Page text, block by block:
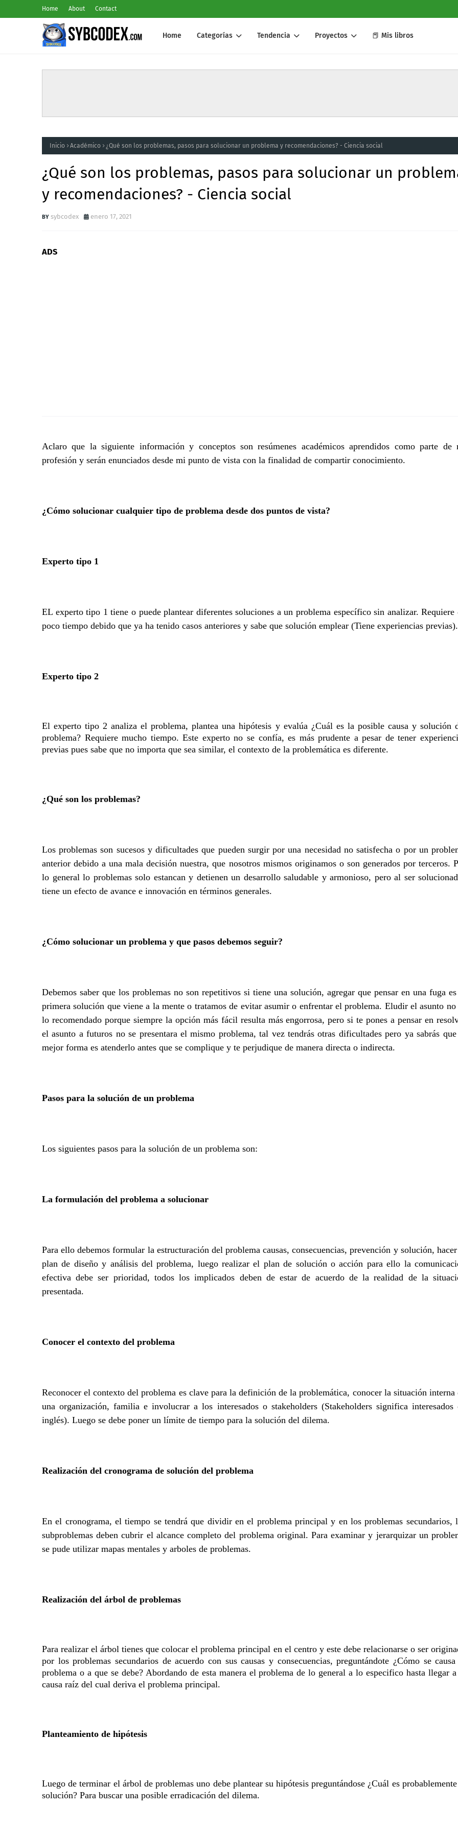
Home About Contact
Home Categorías Tendencia Proyectos 📕 Mis libros
Inicio Académico ¿Qué son los problemas, pasos para solucionar un problema y recomendaciones? - Ciencia social
¿Qué son los problemas, pasos para solucionar un
y recomendaciones? - Ciencia social
sybcodex enero 17, 2021
ADS
Aclaro que la siguiente información y conceptos son resúmenes académicos aprendidos como parte de
profesión y serán enunciados desde mi punto de vista con la finalidad de compartir conocimiento.
¿Cómo solucionar cualquier tipo de problema desde dos puntos de vista?
Experto tipo 1
EL experto tipo 1 tiene o puede plantear diferentes soluciones a un problema específico sin analizar. Requiere
poco tiempo debido que ya ha tenido casos anteriores y sabe que solución emplear (Tiene experiencias previas).
Experto tipo 2
El experto tipo 2 analiza el problema, plantea una hipótesis y evalúa ¿Cuál es la posible causa y solución
problema? Requiere mucho tiempo. Este experto no se confía, es más prudente a pesar de tener
previas pues sabe que no importa que sea similar, el contexto de la problemática es diferente.
¿Qué son los problemas?
Los problemas son sucesos y dificultades que pueden surgir por una necesidad no satisfecha o por un
anterior debido a una mala decisión nuestra, que nosotros mismos originamos o son generados por terceros.
lo general lo problemas solo estancan y detienen un desarrollo saludable y armonioso, pero al ser
tiene un efecto de avance e innovación en términos generales.
¿Cómo solucionar un problema y que pasos debemos seguir?
Debemos saber que los problemas no son repetitivos si tiene una solución, agregar que pensar en una fuga
primera solución que viene a la mente o tratamos de evitar asumir o enfrentar el problema. Eludir el asunto no
lo recomendado porque siempre la opción más fácil resulta más engorrosa, pero si te pones a pensar en
el asunto a futuros no se presentara el mismo problema, tal vez tendrás otras dificultades pero ya sabrás
mejor forma es atenderlo antes que se complique y te perjudique de manera directa o indirecta.
Pasos para la solución de un problema
Los siguientes pasos para la solución de un problema son:
La formulación del problema a solucionar
Para ello debemos formular la estructuración del problema causas, consecuencias, prevención y solución,
plan de diseño y análisis del problema, luego realizar el plan de solución o acción para ello la
efectiva debe ser prioridad, todos los implicados deben de estar de acuerdo de la realidad de la
presentada.
Conocer el contexto del problema
Reconocer el contexto del problema es clave para la definición de la problemática, conocer la situación interna
una organización, familia e involucrar a los interesados o stakeholders (Stakeholders significa interesados
inglés). Luego se debe poner un límite de tiempo para la solución del dilema.
Realización del cronograma de solución del problema
En el cronograma, el tiempo se tendrá que dividir en el problema principal y en los problemas secundarios,
subproblemas deben cubrir el alcance completo del problema original. Para examinar y jerarquizar un
se pude utilizar mapas mentales y arboles de problemas.
Realización del árbol de problemas
Para realizar el árbol tienes que colocar el problema principal en el centro y este debe relacionarse o ser
por los problemas secundarios de acuerdo con sus causas y consecuencias, preguntándote ¿Cómo se
problema o a que se debe? Abordando de esta manera el problema de lo general a lo especifico hasta llegar
causa raíz del cual deriva el problema principal.
Planteamiento de hipótesis
Luego de terminar el árbol de problemas uno debe plantear su hipótesis preguntándose ¿Cuál es
solución? Para buscar una posible erradicación del dilema.